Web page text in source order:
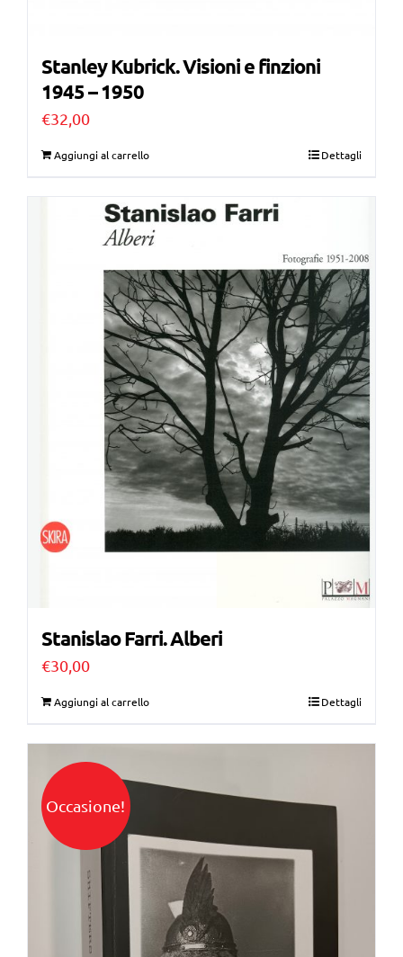
Stanley Kubrick. Visioni e finzioni
1945 – 1950
€32,00
Aggiungi al carrello Dettagli
Stanislao Farri. Alberi
€30,00
Aggiungi al carrello Dettagli
Occasione!